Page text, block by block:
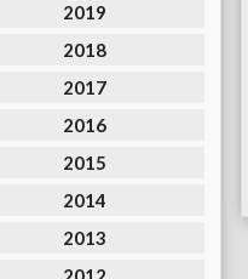
2019
2018
2017
2016
2015
2014
2013